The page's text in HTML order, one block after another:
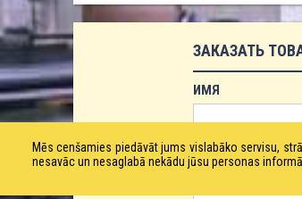
ЗАКАЗАТЬ
ИМЯ
ЕМАЙЛ
Mēs cenšamies piedāvāt jums vislabāko servisu,
nesavāc un nesaglabā nekādu jūsu personas